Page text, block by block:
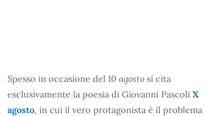
Spesso in occasione del 10 agosto si cita
esclusivamente la poesia di Giovanni Pascoli X
agosto, in cui il vero protagonista è il problema